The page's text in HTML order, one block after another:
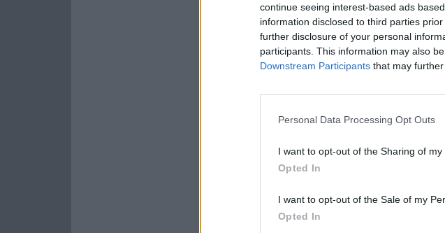
continue seeing interest-based ads
information disclosed to third parties
further disclosure of your personal
participants. This information may also
Downstream Participants that may
Personal Data Processing Opt Outs
I want to opt-out of the Sharing of my
Opted In
I want to opt-out of the Sale of my
Opted In